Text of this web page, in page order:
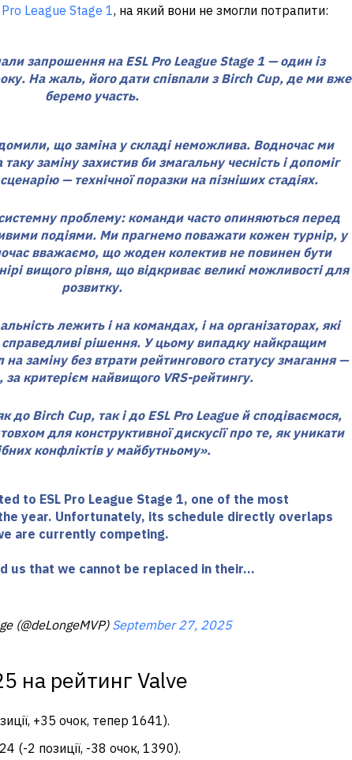
Pro League Stage 1, на який вони не змогли потрапити:
запрошення на ESL Pro League Stage 1 — один із
На жаль, його дати співпали з Birch Cup, де ми вже
беремо участь.
що заміна у складі неможлива. Водночас ми
заміну захистив би змагальну чесність і допоміг
— технічної поразки на пізніших стадіях.
проблему: команди часто опиняються перед
подіями. Ми прагнемо поважати кожен турнір, у
вважаємо, що жоден колектив не повинен бути
вищого рівня, що відкриває великі можливості для
розвитку.
лежить і на командах, і на організаторах, які
рішення. У цьому випадку найкращим
заміну без втрати рейтингового статусу змагання —
критерієм найвищого VRS-рейтингу.
до Birch Cup, так і до ESL Pro League й сподіваємося,
для конструктивної дискусії про те, як уникати
конфліктів у майбутньому».
to ESL Pro League Stage 1, one of the most
year. Unfortunately, its schedule directly overlaps
are currently competing.
us that we cannot be replaced in their…
(@deLongeMVP) September 27, 2025
на рейтинг Valve
+35 очок, тепер 1641).
(-2 позиції, -38 очок, 1390).